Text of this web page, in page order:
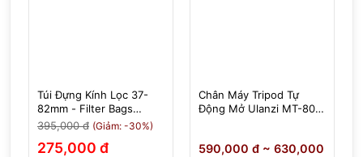
Túi Đựng Kính Lọc 37-
82mm - Filter Bags
7Artisans
395,000 đ (Giảm: -30%)
275,000 đ
Chân Máy Tripod Tự
Động Mở Ulanzi MT-80 -
590,000 đ ~ 630,000